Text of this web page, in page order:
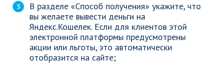
В разделе «Способ получения» укажите, что
вы желаете вывести деньги на
Яндекс.Кошелек. Если для клиентов этой
электронной платформы предусмотрены
акции или льготы, это автоматически
отобразится на сайте;